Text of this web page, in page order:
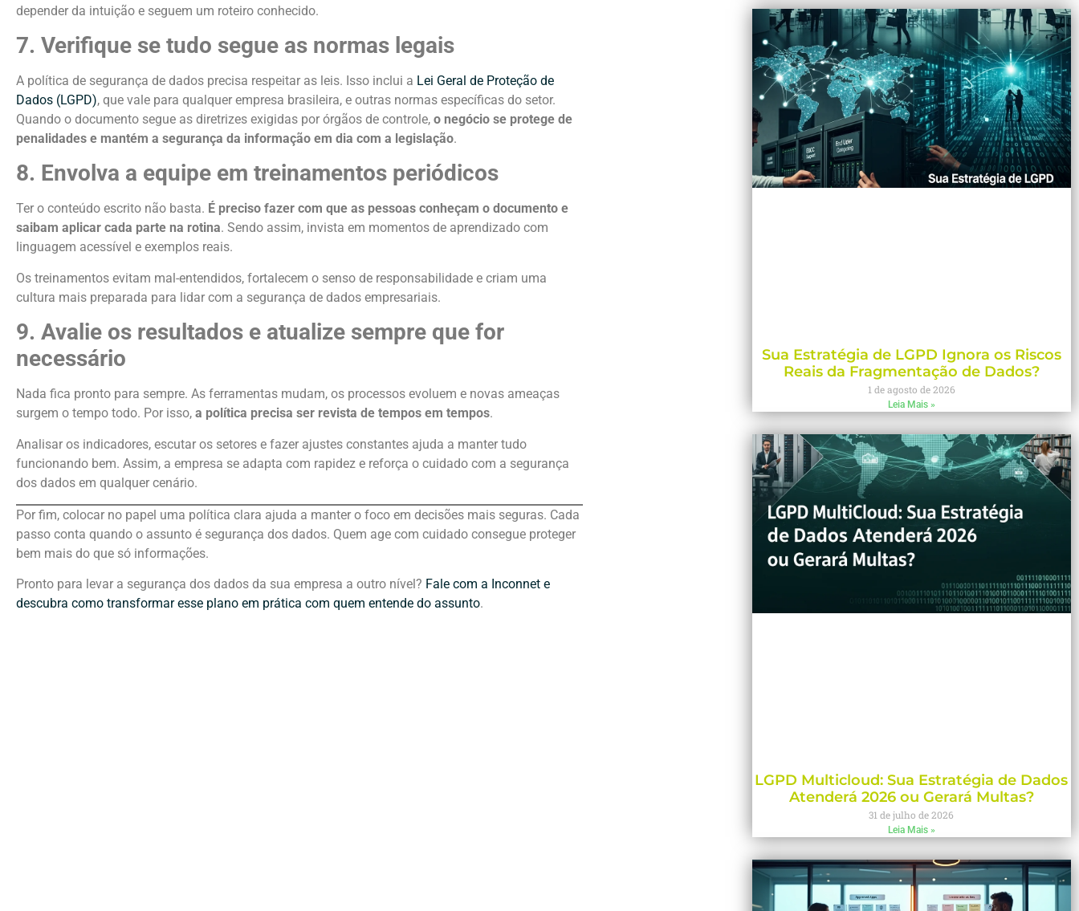
depender da intuição e seguem um roteiro conhecido.
7. Verifique se tudo segue as normas legais
A política de segurança de dados precisa respeitar as leis. Isso inclui a Lei Geral de Proteção de
Dados (LGPD), que vale para qualquer empresa brasileira, e outras normas específicas do setor.
Quando o documento segue as diretrizes exigidas por órgãos de controle, o negócio se protege de
penalidades e mantém a segurança da informação em dia com a legislação.
8. Envolva a equipe em treinamentos periódicos
Ter o conteúdo escrito não basta. É preciso fazer com que as pessoas conheçam o documento e
saibam aplicar cada parte na rotina. Sendo assim, invista em momentos de aprendizado com
linguagem acessível e exemplos reais.
Os treinamentos evitam mal-entendidos, fortalecem o senso de responsabilidade e criam uma
cultura mais preparada para lidar com a segurança de dados empresariais.
9. Avalie os resultados e atualize sempre que for
necessário
Nada fica pronto para sempre. As ferramentas mudam, os processos evoluem e novas ameaças
surgem o tempo todo. Por isso, a política precisa ser revista de tempos em tempos.
Analisar os indicadores, escutar os setores e fazer ajustes constantes ajuda a manter tudo
funcionando bem. Assim, a empresa se adapta com rapidez e reforça o cuidado com a segurança
dos dados em qualquer cenário.
Por fim, colocar no papel uma política clara ajuda a manter o foco em decisões mais seguras. Cada
passo conta quando o assunto é segurança dos dados. Quem age com cuidado consegue proteger
bem mais do que só informações.
Pronto para levar a segurança dos dados da sua empresa a outro nível? Fale com a Inconnet e
descubra como transformar esse plano em prática com quem entende do assunto.
Sua Estratégia de LGPD Ignora os Riscos
Reais da Fragmentação de Dados?
1 de agosto de 2026
Leia Mais »
LGPD Multicloud: Sua Estratégia de Dados
Atenderá 2026 ou Gerará Multas?
31 de julho de 2026
Leia Mais »